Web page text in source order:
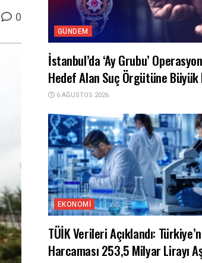
0
GÜNDEM
İstanbul’da ‘Ay Grubu’
Hedef Alan Suç Örgütüne Büyük
6 AĞUSTOS 2026
EKONOMI
TÜİK Verileri Açıklandı:
Harcaması 253,5 Milyar Lirayı